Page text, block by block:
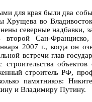
для края были два
во
северные надбавки,
второй Сан-
2007 г., когда он
встречи глав
строитель РФ,
памятников:
и Владимиру Путину.